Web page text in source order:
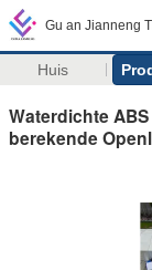
Gu an Jianneng
Huis
Waterdichte
berekende